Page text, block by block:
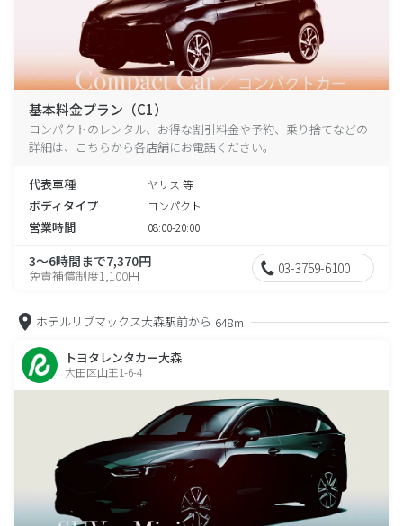
基本料金プラン（C1）
コンパクトのレンタル、お得な割引料金や予約、乗り捨てなどの
詳細は、こちらから各店舗にお電話ください。
代表車種 ヤリス 等
ボディタイプ コンパクト
営業時間 08:00-20:00
3～6時間まで7,370円
免責補償制度1,100円 03-3759-6100
ホテルリブマックス大森駅前から 648m
トヨタレンタカー大森
大田区山王1-6-4